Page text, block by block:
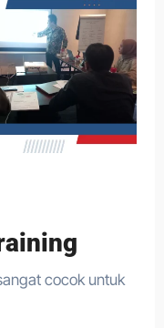
cocok untuk